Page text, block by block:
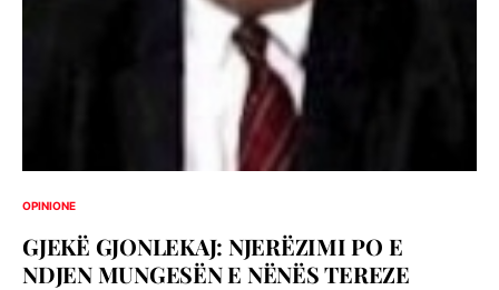
OPINIONE
GJEKË GJONLEKAJ: NJERËZIMI PO E
NDJEN MUNGESËN E NËNËS TEREZE